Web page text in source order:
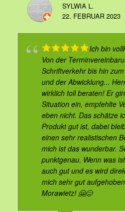
SYLWIA L.
22. FEBRUAR 2023
Ich bin
Von der
Schriftverkehr bis hin
und der Abwicklung...
wirklich toll beraten! Er
Situation ein, empfehlte
eben nicht. Das schätze
Produkt gut ist, dabei
einen sehr realistischen
mich ist das wunderbar.
punktgenau. Wenn was
auch gut und es wird
mich sehr gut
Morawietz! 🤗😊